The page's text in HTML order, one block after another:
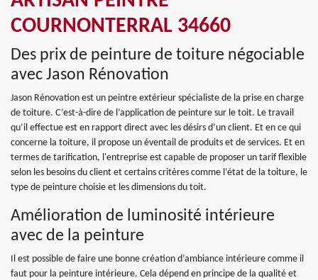
COURNONTERRAL 34660
Des prix de peinture de toiture négociable
avec Jason Rénovation
Jason Rénovation est un peintre extérieur spécialiste de la prise en charge
de toiture. C’est-à-dire de l’application de peinture sur le toit. Le travail
qu’il effectue est en rapport direct avec les désirs d’un client. Et en ce qui
concerne la toiture, il propose un éventail de produits et de services. Et en
termes de tarification, l'entreprise est capable de proposer un tarif flexible
selon les besoins du client et certains critères comme l’état de la toiture, le
type de peinture choisie et les dimensions du toit.
Amélioration de luminosité intérieure
avec de la peinture
Il est possible de faire une bonne création d’ambiance intérieure comme il
faut pour la peinture intérieure. Cela dépend en principe de la qualité et